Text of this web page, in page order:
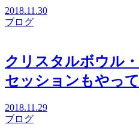
2018.11.30
ブログ
クリスタルボウル
セッションもやっ
2018.11.29
ブログ